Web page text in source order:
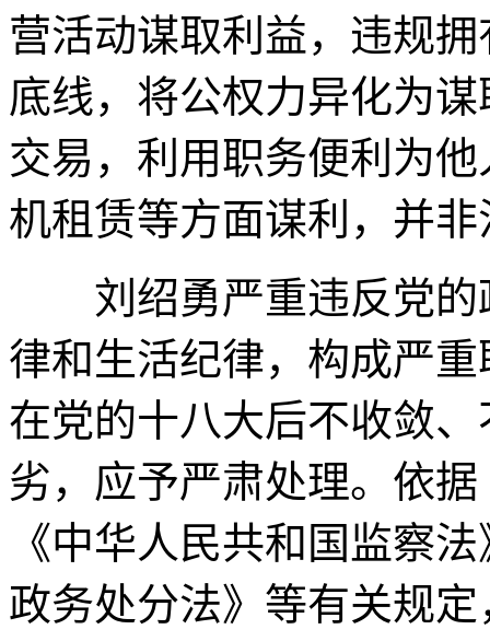
营活动谋取利益，违规
底线，将公权力异化为
交易，利用职务便利为
机租赁等方面谋利，并
刘绍勇严重违反党的
律和生活纪律，构成严
在党的十八大后不收敛
劣，应予严肃处理。依
《中华人民共和国监察
政务处分法》等有关规